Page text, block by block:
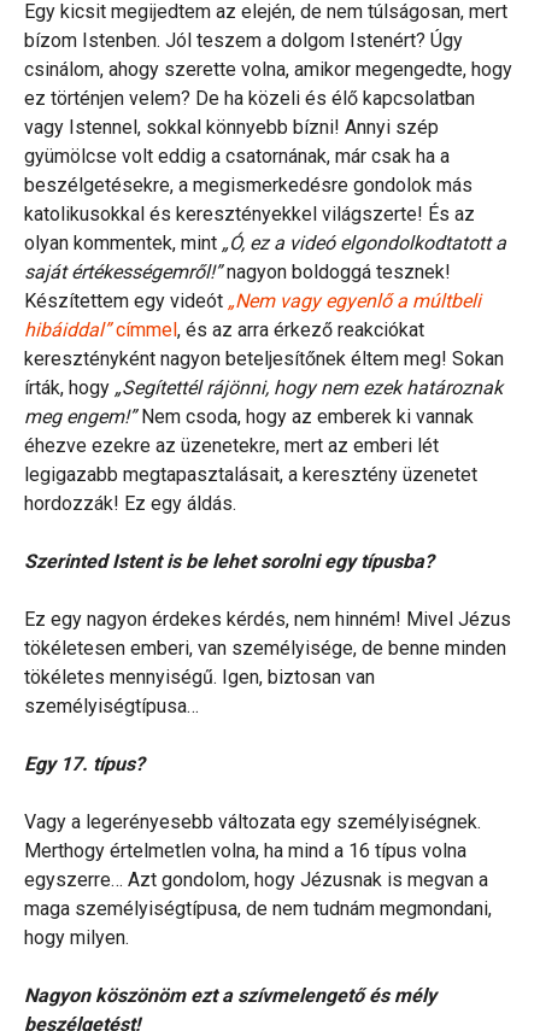
Egy kicsit megijedtem az elején, de nem túlságosan, mert
bízom Istenben. Jól teszem a dolgom Istenért? Úgy
csinálom, ahogy szerette volna, amikor megengedte, hogy
ez történjen velem? De ha közeli és élő kapcsolatban
vagy Istennel, sokkal könnyebb bízni! Annyi szép
gyümölcse volt eddig a csatornának, már csak ha a
beszélgetésekre, a megismerkedésre gondolok más
katolikusokkal és keresztényekkel világszerte! És az
olyan kommentek, mint „Ó, ez a videó elgondolkodtatott a
saját értékességemről!”nagyon boldoggá tesznek!
Készítettem egy videót „Nem vagy egyenlő a múltbeli
hibáiddal”címmel, és az arra érkező reakciókat
keresztényként nagyon beteljesítőnek éltem meg! Sokan
írták, hogy „Segítettél rájönni, hogy nem ezek határoznak
meg engem!”Nem csoda, hogy az emberek ki vannak
éhezve ezekre az üzenetekre, mert az emberi lét
legigazabb megtapasztalásait, a keresztény üzenetet
hordozzák! Ez egy áldás.
Szerinted Istent is be lehet sorolni egy típusba?
Ez egy nagyon érdekes kérdés, nem hinném! Mivel Jézus
tökéletesen emberi, van személyisége, de benne minden
tökéletes mennyiségű. Igen, biztosan van
személyiségtípusa…
Egy 17. típus?
Vagy a legerényesebb változata egy személyiségnek.
Merthogy értelmetlen volna, ha mind a 16 típus volna
egyszerre… Azt gondolom, hogy Jézusnak is megvan a
maga személyiségtípusa, de nem tudnám megmondani,
hogy milyen.
Nagyon köszönöm ezt a szívmelengető és mély
beszélgetést!